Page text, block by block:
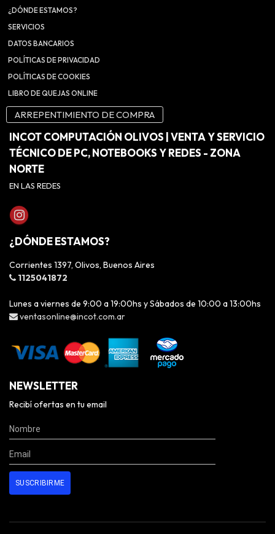
¿DÓNDE ESTAMOS?
SERVICIOS
DATOS BANCARIOS
POLÍTICAS DE PRIVACIDAD
POLÍTICAS DE COOKIES
LIBRO DE QUEJAS ONLINE
ARREPENTIMIENTO DE COMPRA
INCOT COMPUTACIÓN OLIVOS | VENTA Y SERVICIO
TÉCNICO DE PC, NOTEBOOKS Y REDES - ZONA
NORTE
EN LAS REDES
¿DÓNDE ESTAMOS?
Corrientes 1397, Olivos, Buenos Aires
1125041872
Lunes a viernes de 9:00 a 19:00hs y Sábados de 10:00 a 13:00hs
ventasonline@incot.com.ar
NEWSLETTER
Recibí ofertas en tu email